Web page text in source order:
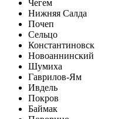
Чегем
Нижняя Салда
Почеп
Сельцо
Константиновск
Новоаннинский
Шумиха
Гаврилов-Ям
Ивдель
Покров
Баймак